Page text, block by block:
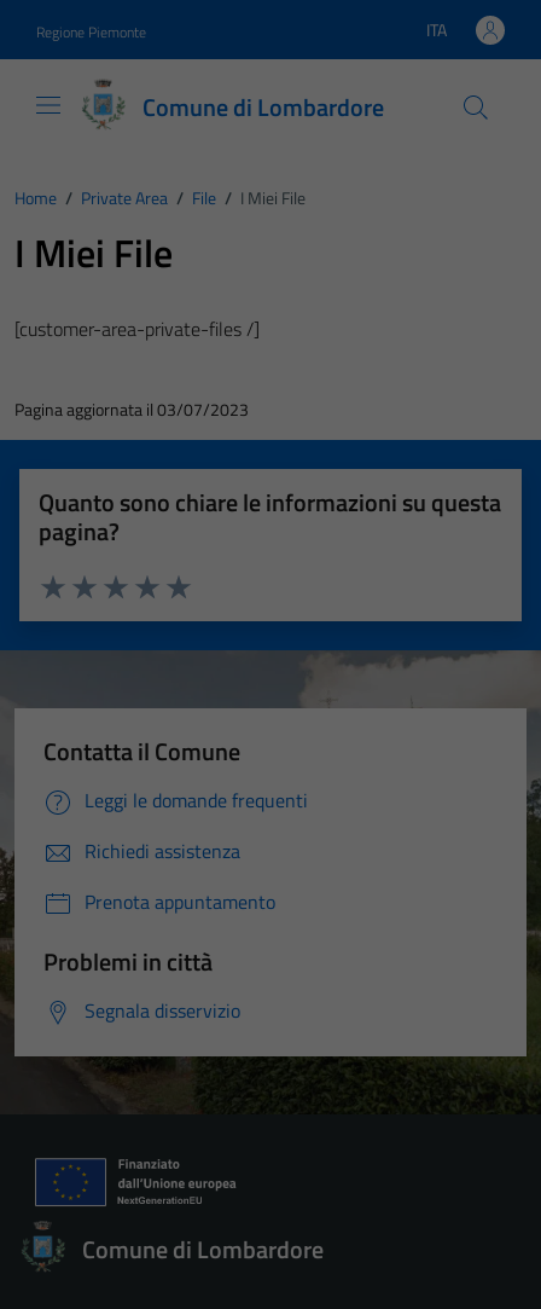
Regione Piemonte Lingua attiva:
ITA
Comune di Lombardore
Home / Private Area / File / I Miei File
I Miei File
[customer-area-private-files /]
Pagina aggiornata il 03/07/2023
Quanto sono chiare le informazioni su questa
pagina?
Valuta 5 stelle su 5
Valuta 4 stelle su 5
Valuta 3 stelle su 5
Valuta 2 stelle su 5
Valuta 1 stelle su 5
Contatta il Comune
Leggi le domande frequenti
Richiedi assistenza
Prenota appuntamento
Problemi in città
Segnala disservizio
Comune di Lombardore